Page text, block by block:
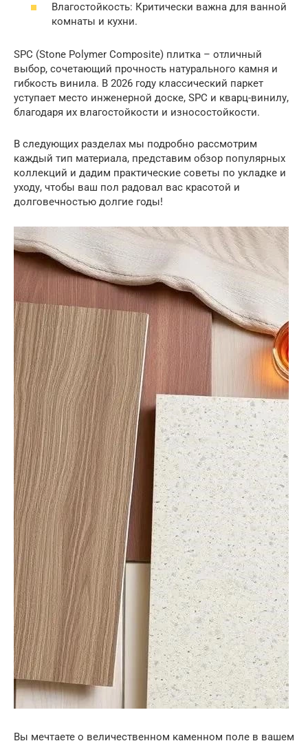
Влагостойкость: Критически важна для ванной
комнаты и кухни.
SPC (Stone Polymer Composite) плитка – отличный
выбор, сочетающий прочность натурального камня и
гибкость винила. В 2026 году классический паркет
уступает место инженерной доске, SPC и кварц-винилу,
благодаря их влагостойкости и износостойкости.
В следующих разделах мы подробно рассмотрим
каждый тип материала, представим обзор популярных
коллекций и дадим практические советы по укладке и
уходу, чтобы ваш пол радовал вас красотой и
долговечностью долгие годы!
Вы мечтаете о величественном каменном поле в вашем